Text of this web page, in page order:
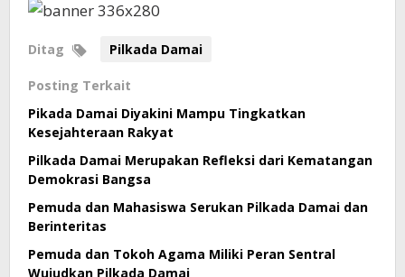
Ditag Pilkada Damai
Posting Terkait
Pikada Damai Diyakini Mampu Tingkatkan
Kesejahteraan Rakyat
Pilkada Damai Merupakan Refleksi dari Kematangan
Demokrasi Bangsa
Pemuda dan Mahasiswa Serukan Pilkada Damai dan
Berinteritas
Pemuda dan Tokoh Agama Miliki Peran Sentral
Wujudkan Pilkada Damai